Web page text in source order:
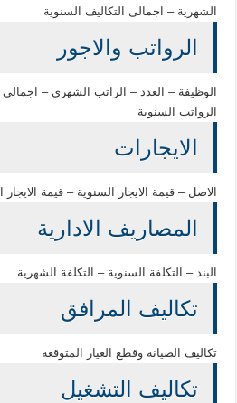
الشهرية – اجمالى التكاليف السنوية
الرواتب والاجور
الوظيفة – العدد – الراتب الشهرى –
الرواتب السنوية
الايجارات
الاصل – قيمة الايجار السنوية – قيمة
المصاريف الادارية
البند – التكلفة السنوية – التكلفة الشهرية
تكاليف المرافق
تكاليف الصيانة وقطع الغيار المتوقعة
تكاليف التشغيل